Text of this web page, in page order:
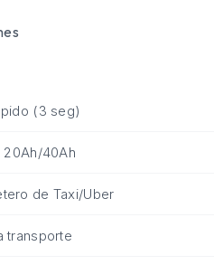
(3 seg)
20Ah/40Ah
de Taxi/Uber
transporte